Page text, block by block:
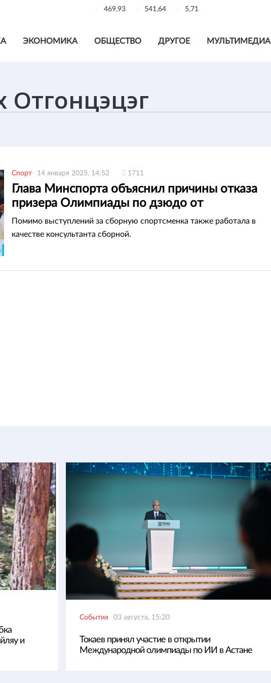
469,93 541,64 5,71
ЭКОНОМИКА ОБЩЕСТВО ДРУГОЕ МУЛЬТИМЕДИА
Спорт 14 января 2025, 14:52 1711
Глава Минспорта объяснил причины отказа
призера Олимпиады по дзюдо от
гражданства РК
Помимо выступлений за сборную спортсменка также работала в
качестве консультанта сборной.
и
События 03 августа, 15:20
Токаев принял участие в открытии
Международной олимпиады по ИИ в Астане